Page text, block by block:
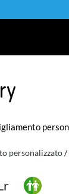
personalizzato